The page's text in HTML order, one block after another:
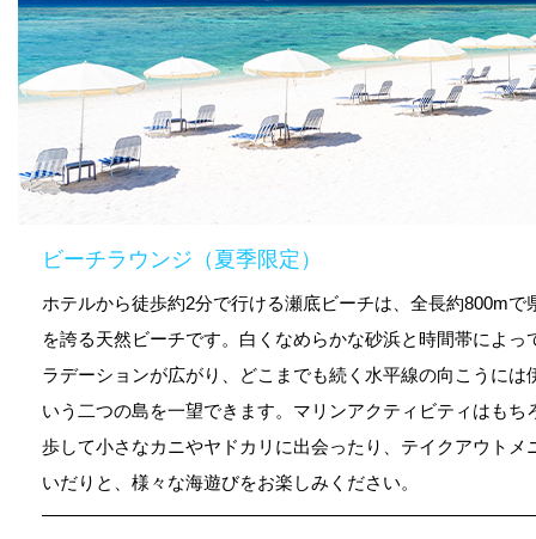
ビーチラウンジ（夏季限定）
ホテルから徒歩約2分で行ける瀬底ビーチは、全長約800mで
を誇る天然ビーチです。白くなめらかな砂浜と時間帯によっ
ラデーションが広がり、どこまでも続く水平線の向こうには
いう二つの島を一望できます。マリンアクティビティはもち
歩して小さなカニやヤドカリに出会ったり、テイクアウトメ
いだりと、様々な海遊びをお楽しみください。